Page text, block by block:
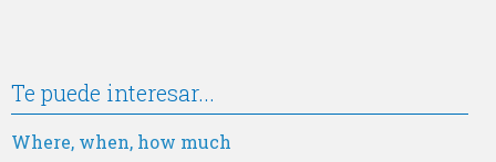
Te puede interesar...
Where, when, how much